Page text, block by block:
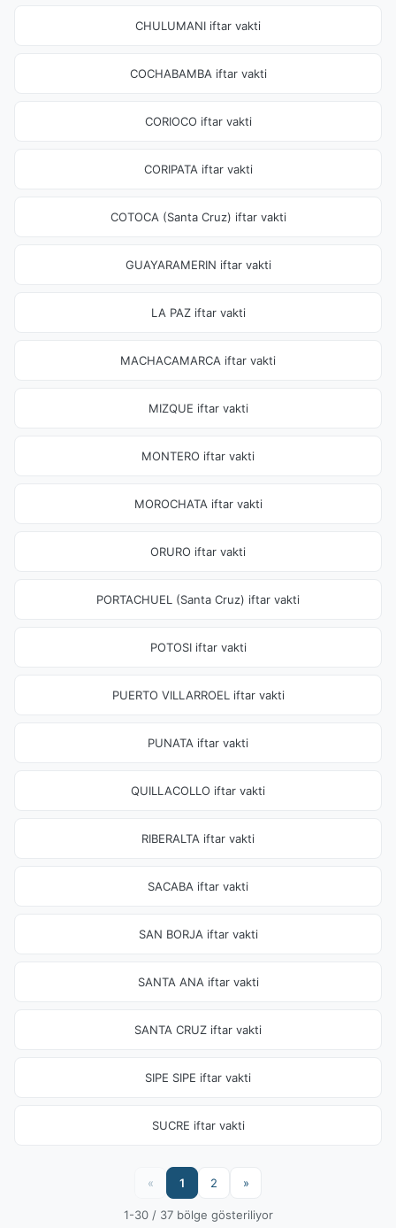
CHULUMANI iftar vakti
COCHABAMBA iftar vakti
CORIOCO iftar vakti
CORIPATA iftar vakti
COTOCA (Santa Cruz) iftar vakti
GUAYARAMERIN iftar vakti
LA PAZ iftar vakti
MACHACAMARCA iftar vakti
MIZQUE iftar vakti
MONTERO iftar vakti
MOROCHATA iftar vakti
ORURO iftar vakti
PORTACHUEL (Santa Cruz) iftar vakti
POTOSI iftar vakti
PUERTO VILLARROEL iftar vakti
PUNATA iftar vakti
QUILLACOLLO iftar vakti
RIBERALTA iftar vakti
SACABA iftar vakti
SAN BORJA iftar vakti
SANTA ANA iftar vakti
SANTA CRUZ iftar vakti
SIPE SIPE iftar vakti
SUCRE iftar vakti
« 1 2 »
1-30 / 37 bölge gösteriliyor